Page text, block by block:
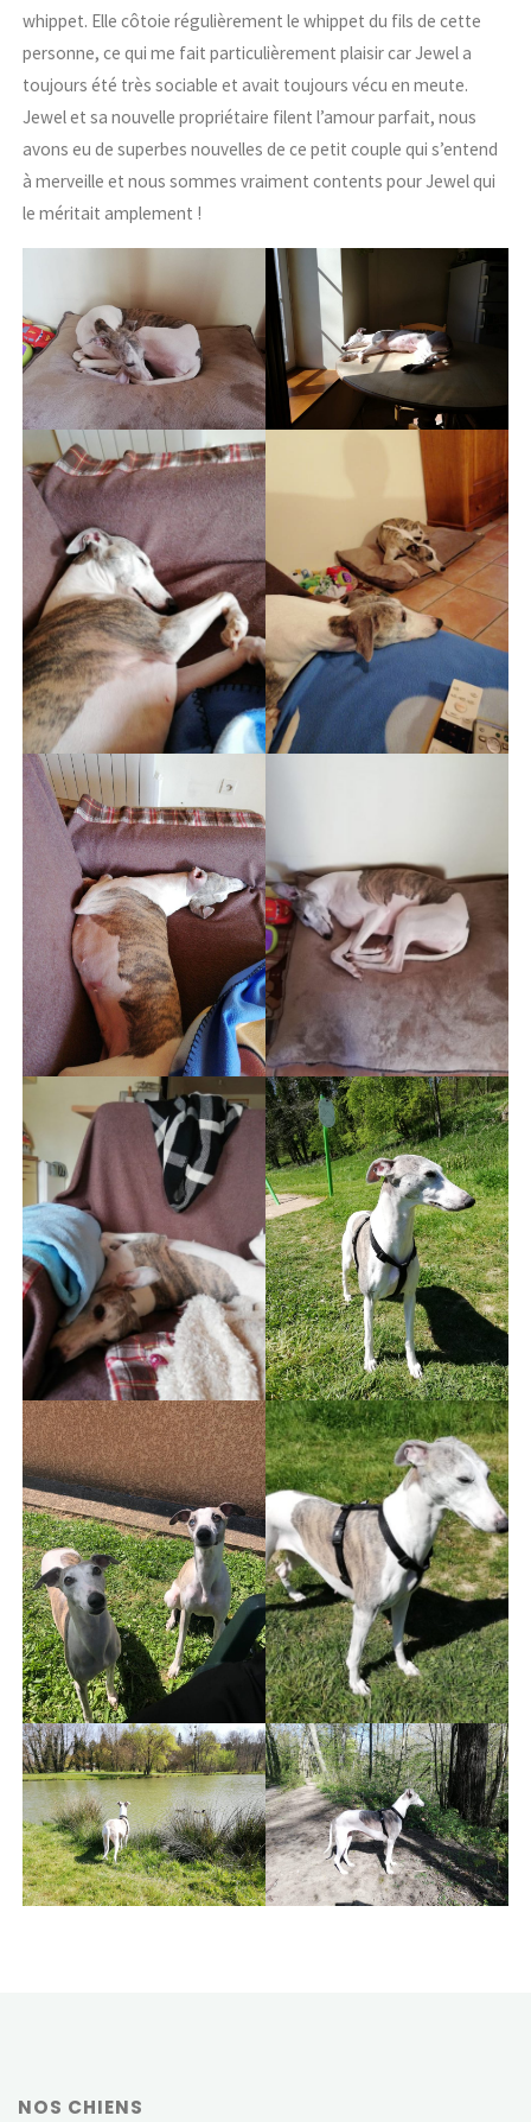
whippet. Elle côtoie régulièrement le whippet du fils de cette
personne, ce qui me fait particulièrement plaisir car Jewel a
toujours été très sociable et avait toujours vécu en meute.
Jewel et sa nouvelle propriétaire filent l’amour parfait, nous
avons eu de superbes nouvelles de ce petit couple qui s’entend
à merveille et nous sommes vraiment contents pour Jewel qui
le méritait amplement !
NOS CHIENS